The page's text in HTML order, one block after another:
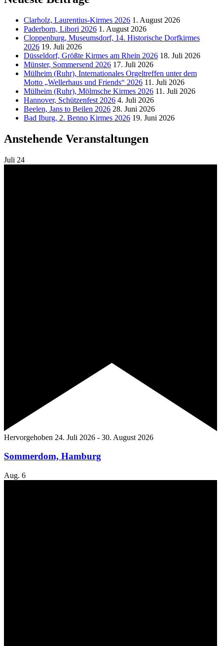
Clarholz, Laurentius-Kirmes 2026 1. August 2026
Paderborn, Libori 2026 1. August 2026
Cloppenburg, Museumsdorf, 14. Historische Dorfkirmes
2026 19. Juli 2026
Düsseldorf, Größte Kirmes am Rhein 2026 18. Juli 2026
Münster, Sommersend 2026 17. Juli 2026
Mülheim (Ruhr), Internationales Orgeltreffen unter dem
Motto „Wellerhaus und Friends“ 2026 11. Juli 2026
Mülheim (Ruhr), Mölmsche Kirmes 2026 11. Juli 2026
Hannover, Schützenfest 2026 4. Juli 2026
Beelen, Jans to Beilen 2026 28. Juni 2026
Bad Iburg, 2. Benno Kirmes 2026 19. Juni 2026
Anstehende Veranstaltungen
Juli 24
Hervorgehoben 24. Juli 2026 - 30. August 2026
Sommerdom, Hamburg
Aug. 6